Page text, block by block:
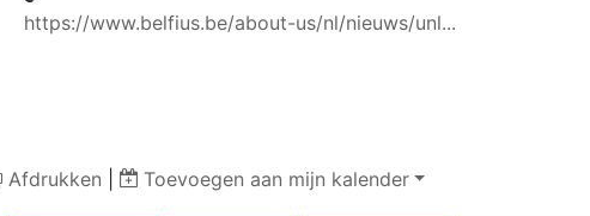
https://www.belfius.be/about-us/nl/nieuws/unl...
Afdrukken Toevoegen aan mijn kalender